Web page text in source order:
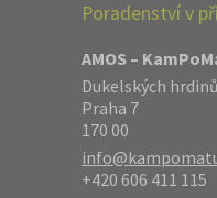
Poradenství v
AMOS –
Dukelských
Praha 7
170 00
+420 606 411 115